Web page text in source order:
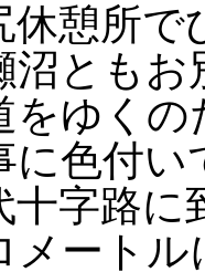
憩所で
沼とも
をゆく
に色付
十字路に
メート